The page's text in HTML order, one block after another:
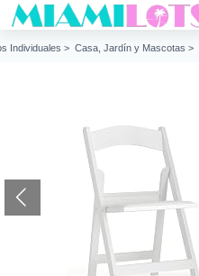
Individuales > Casa, Jardín y Mascotas >